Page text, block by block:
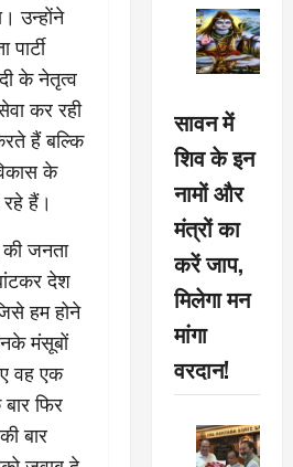
उन्हाेंने
के नेतृत्व
कर रही
हैं बल्कि
के
हैं।
जनता
देश
हम होने
मंसूबों
वह एक
फिर
बार
सावन में
शिव के इन
नामों और
मंत्रों का
करें जाप,
मिलेगा मन
मांगा
वरदान!